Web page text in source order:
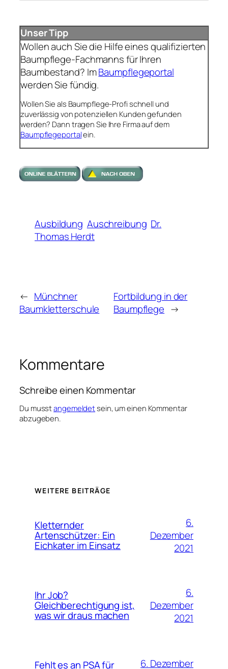
Unser Tipp
Wollen auch Sie die Hilfe eines qualifizierten
Baumpflege-Fachmanns für Ihren
Baumbestand? ImBaumpflegeportal
werden Sie fündig.
Wollen Sie als Baumpflege-Profi schnell und
zuverlässig von potenziellen Kunden gefunden
werden? Dann tragen Sie Ihre Firma auf dem
Baumpflegeportalein.
Ausbildung Auschreibung Dr.
Thomas Herdt
← Münchner
Baumkletterschule
Fortbildung in der
Baumpflege →
Kommentare
Schreibe einen Kommentar
Du musstangemeldetsein, um einen Kommentar
abzugeben.
WEITERE BEITRÄGE
Kletternder
Artenschützer: Ein
Eichkater im Einsatz
6.
Dezember
2021
Ihr Job?
Gleichberechtigung ist,
was wir draus machen
6.
Dezember
2021
Fehlt es an PSA für 6. Dezember